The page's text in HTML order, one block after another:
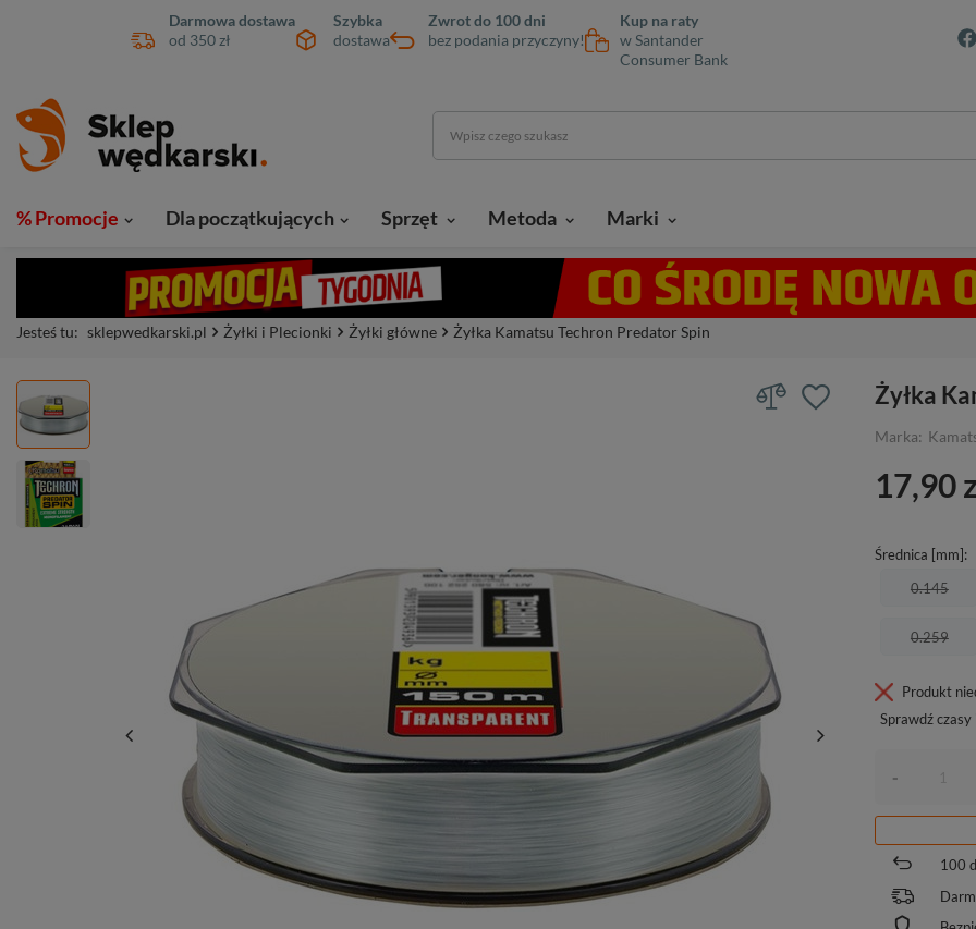
Darmowa dostawa
od 350 zł
Szybka
dostawa
Zwrot do 100 dni
bez podania przyczyny!
Kup na raty
w Santander
Consumer Bank
% Promocje Dla początkujących Sprzęt Metoda Marki
Jesteś tu: sklepwedkarski.pl Żyłki i Plecionki Żyłki główne Żyłka Kamatsu Techron Predator Spin
Żyłka
Marka:
17,90
Średnica [mm]
0.145
0.259
Produkt
Sprawdź
-
100